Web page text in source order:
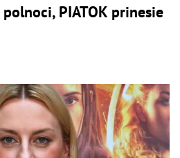
PIATOK prinesie